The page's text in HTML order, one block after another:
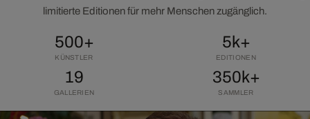
limitierte Editionen für mehr Menschen zugänglich.
500+
KÜNSTLER
5k+
EDITIONEN
19
GALLERIEN
350k+
SAMMLER